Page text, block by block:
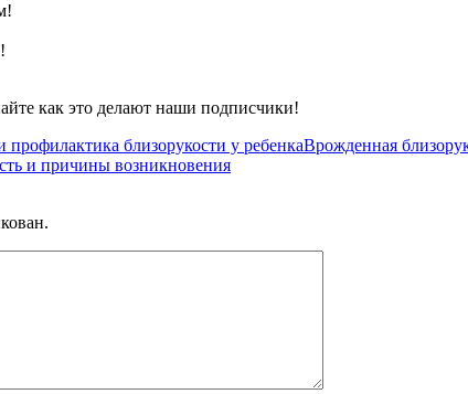
как это делают наши подписчики!
профилактика близорукости у ребенкаВрожденная
и причины возникновения